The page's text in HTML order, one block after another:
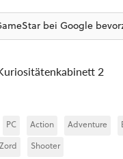
bei Google
2
PC Action Adventure
Shooter